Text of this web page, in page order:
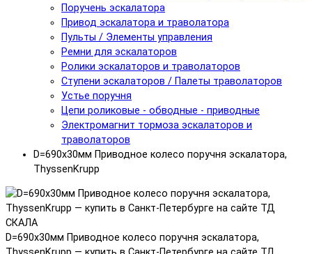
Поручень эскалатора
Привод эскалатора и траволатора
Пульты / Элементы управления
Ремни для эскалаторов
Ролики эскалаторов и траволаторов
Ступени эскалаторов / Палеты траволаторов
Устье поручня
Цепи роликовые - обводные - приводные
Электромагнит тормоза эскалаторов и
траволаторов
D=690x30мм Приводное колесо поручня эскалатора,
ThyssenKrupp
D=690x30мм Приводное колесо поручня эскалатора,